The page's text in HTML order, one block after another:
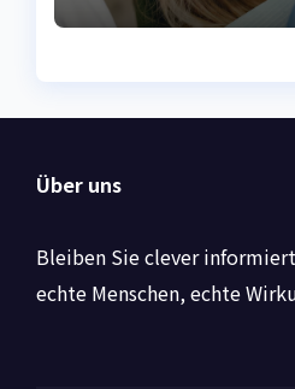
Über uns
Bleiben Sie clever
echte Menschen, echte